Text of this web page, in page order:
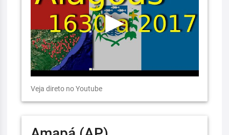
Veja direto no Youtube